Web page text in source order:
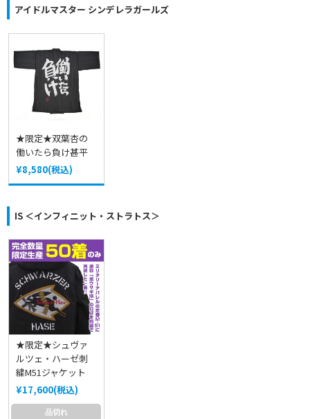
アイドルマスター シンデレラガールズ
★限定★双葉杏の
働いたら負け甚平
¥8,580(税込)
IS ＜インフィニット・ストラトス＞
★限定★シュヴァ
ルツェ・ハーゼ刺
繍M51ジャケット
¥17,600(税込)
品切れ